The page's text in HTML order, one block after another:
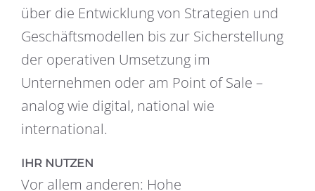
über die Entwickl­ung von Strategien und
Geschäftsmodellen bis zur Sicherstellung
der operativen Umsetzung im
Unternehmen oder am Point of Sale –
analog wie digital, national wie
international.
IHR NUTZEN
Vor allem anderen: Hohe